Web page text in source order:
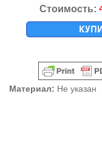
Стоимость:
Материал: Не указан